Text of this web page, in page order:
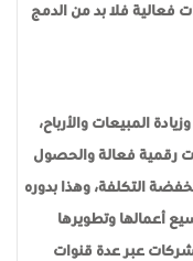
فعالية فلا بد من الدمج
المبيعات والأرباح،
رقمية فعالة والحصول
التكلفة، وهذا بدوره
أعمالها وتطويرها
عبر عدة قنوات